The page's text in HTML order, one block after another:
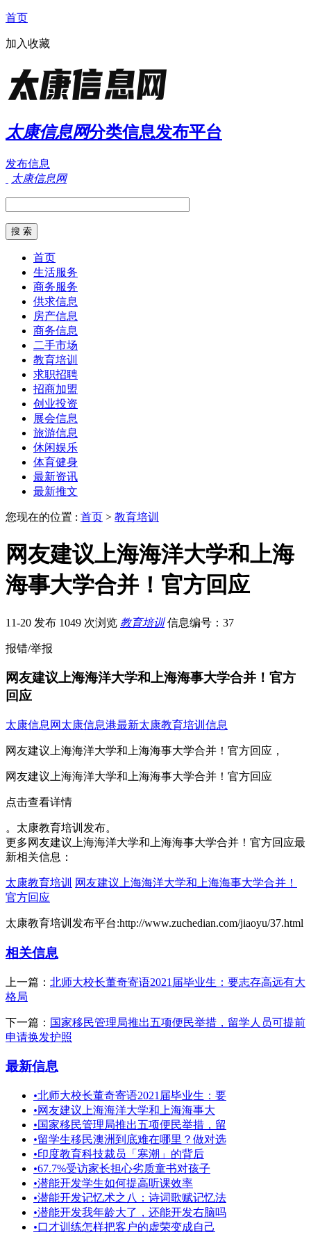
首页
加入收藏
太康信息网分类信息发布平台
发布信息
太康信息网
首页
生活服务
商务服务
供求信息
房产信息
商务信息
二手市场
教育培训
求职招聘
招商加盟
创业投资
展会信息
旅游信息
休闲娱乐
体育健身
最新资讯
最新推文
您现在的位置 : 首页 > 教育培训
网友建议上海海洋大学和上海
海事大学合并！官方回应
11-20 发布 1049 次浏览 教育培训 信息编号：37
报错/举报
网友建议上海海洋大学和上海海事大学合并！官方
回应
太康信息网 太康信息港最新太康教育培训信息
网友建议上海海洋大学和上海海事大学合并！官方回应，
网友建议上海海洋大学和上海海事大学合并！官方回应
点击查看详情
。太康教育培训发布。
更多网友建议上海海洋大学和上海海事大学合并！官方回应最
新相关信息：
太康教育培训
网友建议上海海洋大学和上海海事大学合并！
官方回应
太康教育培训发布平台:http://www.zuchedian.com/jiaoyu/37.html
相关信息
上一篇： 北师大校长董奇寄语2021届毕业生：要志存高远有大
格局
下一篇： 国家移民管理局推出五项便民举措，留学人员可提前
申请换发护照
最新信息
•北师大校长董奇寄语2021届毕业生：要
•网友建议上海海洋大学和上海海事大
•国家移民管理局推出五项便民举措，留
•留学生移民澳洲到底难在哪里？做对选
•印度教育科技裁员「寒潮」的背后
•67.7%受访家长担心劣质童书对孩子
•潜能开发学生如何提高听课效率
•潜能开发记忆术之八：诗词歌赋记忆法
•潜能开发我年龄大了，还能开发右脑吗
•口才训练怎样把客户的虚荣变成自己